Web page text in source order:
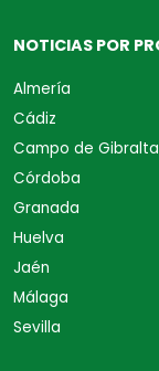
NOTICIAS POR
Almería
Cádiz
Campo de
Córdoba
Granada
Huelva
Jaén
Málaga
Sevilla